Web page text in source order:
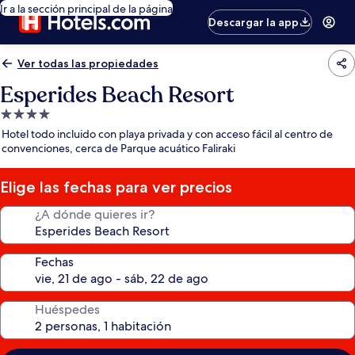
Ir a la sección principal de la página
Descargar la app
Ver todas las propiedades
Esperides Beach Resort
Propiedad
de
4.0
estrellas
Hotel todo incluido con playa privada y con acceso fácil al centro de
convenciones, cerca de Parque acuático Faliraki
Elige las fechas para ver precios
¿A dónde quieres ir?
Fechas
Huéspedes